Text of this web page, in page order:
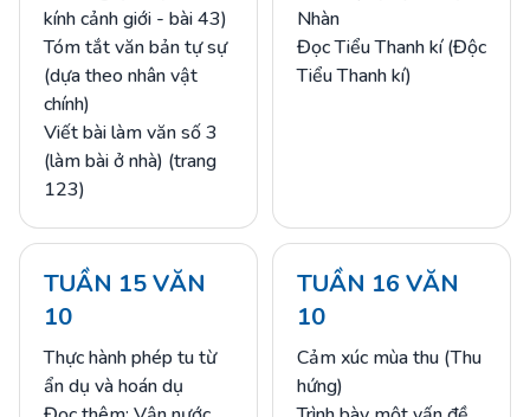
kính cảnh giới - bài 43)
Tóm tắt văn bản tự sự
(dựa theo nhân vật
chính)
Viết bài làm văn số 3
(làm bài ở nhà) (trang
123)
Nhàn
Đọc Tiểu Thanh kí (Độc
Tiểu Thanh kí)
TUẦN 15 VĂN
10
Thực hành phép tu từ
ẩn dụ và hoán dụ
TUẦN 16 VĂN
10
Cảm xúc mùa thu (Thu
hứng)